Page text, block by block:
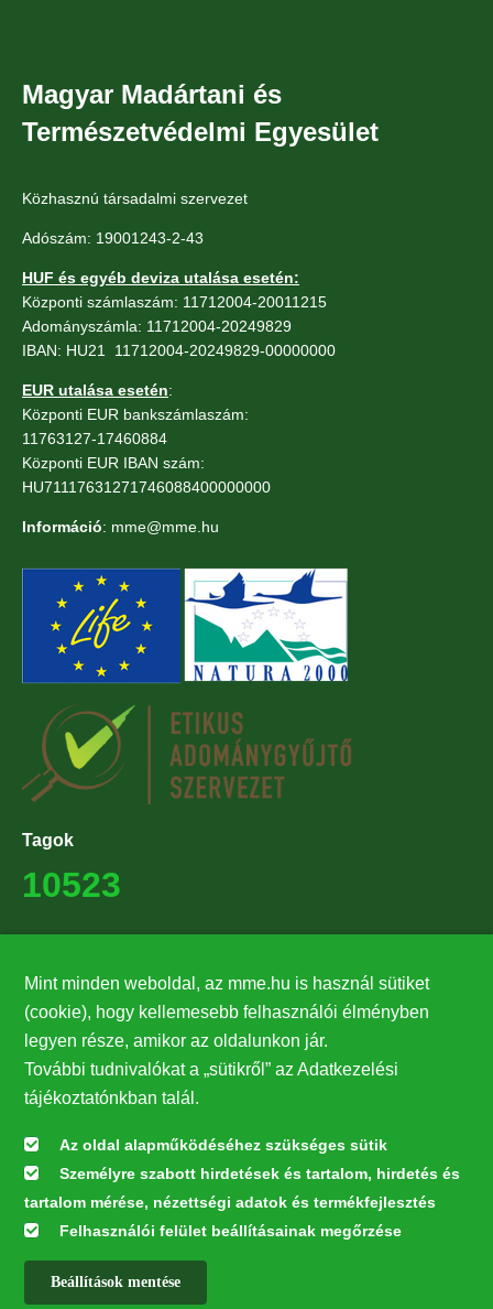
Magyar Madártani és
Természetvédelmi Egyesület
Közhasznú társadalmi szervezet
Adószám: 19001243-2-43
HUF és egyéb deviza utalása esetén:
Központi számlaszám: 11712004-20011215
Adományszámla: 11712004-20249829
IBAN: HU21 11712004-20249829-00000000
EUR utalása esetén:
Központi EUR bankszámlaszám:
11763127-17460884
Központi EUR IBAN szám:
HU71117631271746088400000000
Információ: mme@mme.hu
Tagok
10523
27224
Hírlevél feliratkozás
Értesüljön elsőként legfrissebb híreinkről, eseményeinkről!
Feliratkozás
Mint minden weboldal, az mme.hu is használ sütiket
(cookie), hogy kellemesebb felhasználói élményben
legyen része, amikor az oldalunkon jár.
További tudnivalókat a „sütikről” az Adatkezelési
tájékoztatónkban talál.
Az oldal alapműködéséhez szükséges sütik
Személyre szabott hirdetések és tartalom, hirdetés és
tartalom mérése, nézettségi adatok és termékfejlesztés
Felhasználói felület beállításainak megőrzése
Beállítások mentése